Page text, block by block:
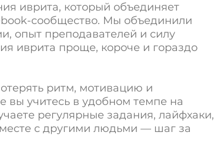
иврита, который объединяет
сообщество. Мы объединили
опыт преподавателей и силу
иврита проще, короче и гораздо
ритм, мотивацию и
вы учитесь в удобном темпе на
регулярные задания, лайфхаки,
с другими людьми — шаг за